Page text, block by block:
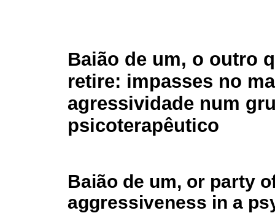
Baião de um, o outro
retire: impasses no
agressividade num
psicoterapêutico
Baião de um, or party
aggressiveness in a